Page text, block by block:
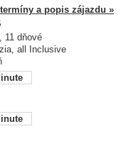
a popis zájazdu »
11 dňové
all Inclusive